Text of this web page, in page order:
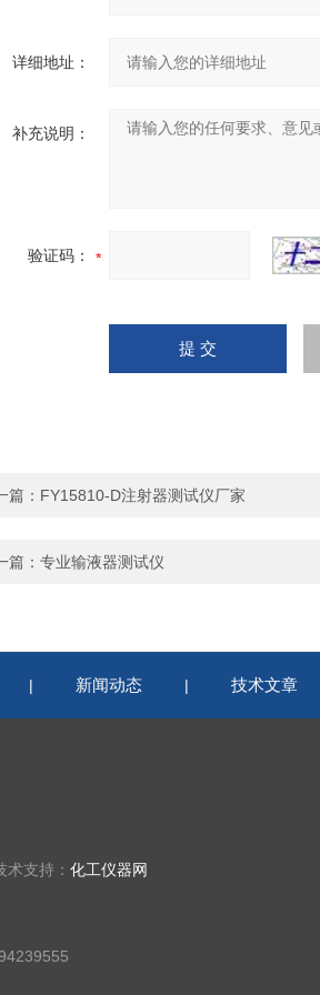
详细地址：
补充说明：
验证码：
篇： FY15810-D注射器测试仪厂家
篇： 专业输液器测试仪
| 新闻动态 | 技术文章
支持： 化工仪器网